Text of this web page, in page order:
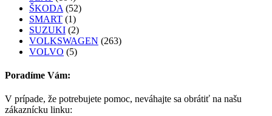
ŠKODA (52)
SMART (1)
SUZUKI (2)
VOLKSWAGEN (263)
VOLVO (5)
Poradíme Vám:
V prípade, že potrebujete pomoc, neváhajte sa obrátiť na našu
zákaznícku linku: